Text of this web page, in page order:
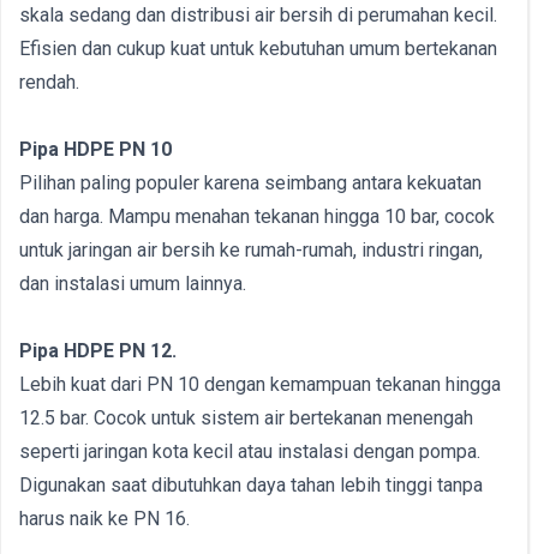
skala sedang dan distribusi air bersih di perumahan kecil.
Efisien dan cukup kuat untuk kebutuhan umum bertekanan
rendah.
Pipa HDPE PN 10
Pilihan paling populer karena seimbang antara kekuatan
dan harga. Mampu menahan tekanan hingga 10 bar, cocok
untuk jaringan air bersih ke rumah-rumah, industri ringan,
dan instalasi umum lainnya.
Pipa HDPE PN 12.
Lebih kuat dari PN 10 dengan kemampuan tekanan hingga
12.5 bar. Cocok untuk sistem air bertekanan menengah
seperti jaringan kota kecil atau instalasi dengan pompa.
Digunakan saat dibutuhkan daya tahan lebih tinggi tanpa
harus naik ke PN 16.